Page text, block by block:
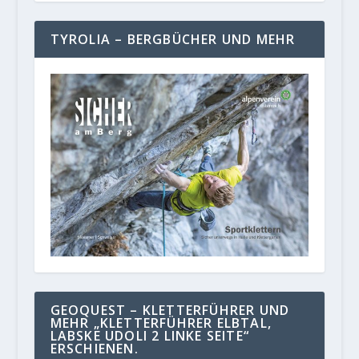
TYROLIA – BERGBÜCHER UND MEHR
GEOQUEST – KLETTERFÜHRER UND
MEHR „KLETTERFÜHRER ELBTAL,
LABSKE UDOLI 2 LINKE SEITE“
ERSCHIENEN.